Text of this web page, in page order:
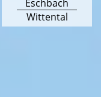
Eschbach
Wittental